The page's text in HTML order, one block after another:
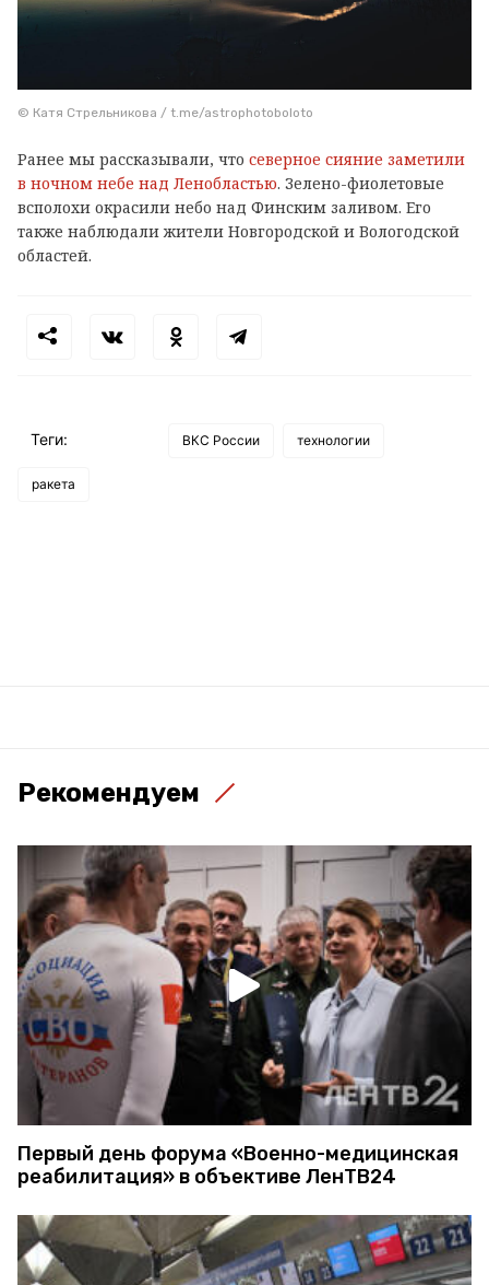
© Катя Стрельникова / t.me/astrophotoboloto
Ранее мы рассказывали, что северное сияние заметили
в ночном небе над Ленобластью. Зелено-фиолетовые
всполохи окрасили небо над Финским заливом. Его
также наблюдали жители Новгородской и Вологодской
областей.
Теги: ВКС России технологии
ракета
Рекомендуем
Первый день форума «Военно-медицинская
реабилитация» в объективе ЛенТВ24